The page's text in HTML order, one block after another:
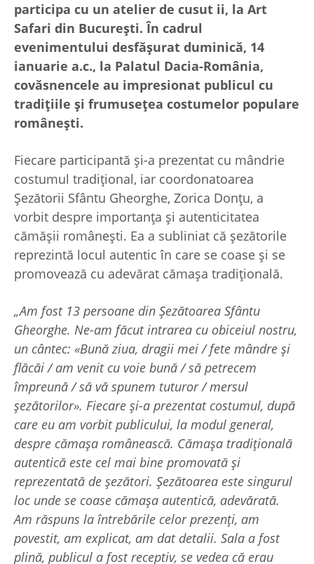
participa cu un atelier de cusut ii, la Art
Safari din București. În cadrul
evenimentului desfășurat duminică, 14
ianuarie a.c., la Palatul Dacia-România,
covăsnencele au impresionat publicul cu
tradițiile și frumusețea costumelor populare
românești.
Fiecare participantă și-a prezentat cu mândrie
costumul tradițional, iar coordonatoarea
Șezătorii Sfântu Gheorghe, Zorica Donțu, a
vorbit despre importanța și autenticitatea
cămășii românești. Ea a subliniat că șezătorile
reprezintă locul autentic în care se coase și se
promovează cu adevărat cămașa tradițională.
„Am fost 13 persoane din Șezătoarea Sfântu
Gheorghe. Ne-am făcut intrarea cu obiceiul nostru,
un cântec: «Bună ziua, dragii mei / fete mândre și
flăcăi / am venit cu voie bună / să petrecem
împreună / să vă spunem tuturor / mersul
șezătorilor». Fiecare și-a prezentat costumul, după
care eu am vorbit publicului, la modul general,
despre cămașa românească. Cămașa tradițională
autentică este cel mai bine promovată și
reprezentată de șezători. Șezătoarea este singurul
loc unde se coase cămașa autentică, adevărată.
Am răspuns la întrebările celor prezenți, am
povestit, am explicat, am dat detalii. Sala a fost
plină, publicul a fost receptiv, se vedea că erau